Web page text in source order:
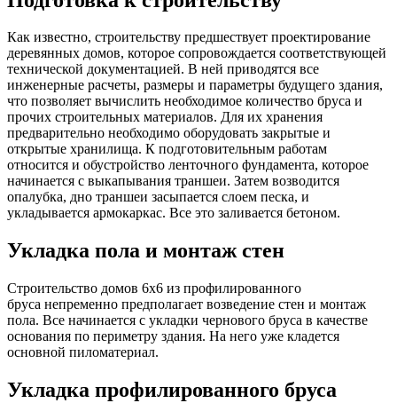
Как известно, строительству предшествует проектирование
деревянных домов, которое сопровождается соответствующей
технической документацией. В ней приводятся все
инженерные расчеты, размеры и параметры будущего здания,
что позволяет вычислить необходимое количество бруса и
прочих строительных материалов. Для их хранения
предварительно необходимо оборудовать закрытые и
открытые хранилища. К подготовительным работам
относится и обустройство ленточного фундамента, которое
начинается с выкапывания траншеи. Затем возводится
опалубка, дно траншеи засыпается слоем песка, и
укладывается армокаркас. Все это заливается бетоном.
Укладка пола и монтаж стен
Строительство домов 6х6 из профилированного
бруса непременно предполагает возведение стен и монтаж
пола. Все начинается с укладки чернового бруса в качестве
основания по периметру здания. На него уже кладется
основной пиломатериал.
Укладка профилированного бруса